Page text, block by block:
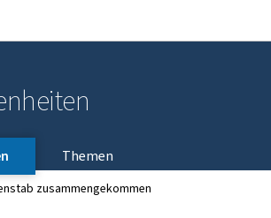
Themen
zusammengekommen